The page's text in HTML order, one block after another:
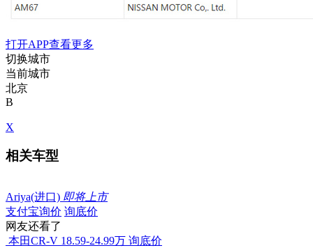
打开APP查看更多
切换城市
当前城市
北京
B
X
相关车型
Ariya(进口) 即将上市
支付宝询价 询底价
网友还看了
本田CR-V 18.59-24.99万 询底价